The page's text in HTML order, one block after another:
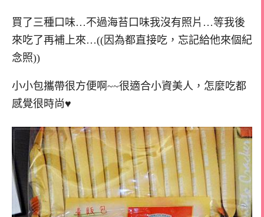
買了三種口味…不過海苔口味我沒有照片…等我後
來吃了再補上來…((因為都直接吃，忘記給他來個紀
念照))
小小包攜帶很方便啊~~很適合小資美人，怎麼吃都
感覺很時尚♥